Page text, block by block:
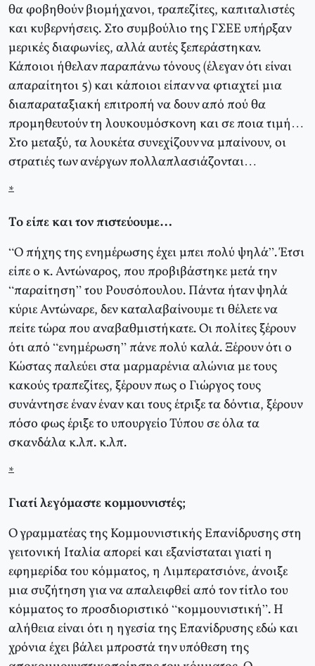
θα φοβηθούν βιομήχανοι, τραπεζίτες, καπιταλιστές
και κυβερνήσεις. Στο συμβούλιο της ΓΣΕΕ υπήρξαν
μερικές διαφωνίες, αλλά αυτές ξεπεράστηκαν.
Κάποιοι ήθελαν παραπάνω τόνους (έλεγαν ότι είναι
απαραίτητοι 5) και κάποιοι είπαν να φτιαχτεί μια
διαπαραταξιακή επιτροπή να δουν από πού θα
προμηθευτούν τη λουκουμόσκονη και σε ποια τιμή…
Στο μεταξύ, τα λουκέτα συνεχίζουν να μπαίνουν, οι
στρατιές των ανέργων πολλαπλασιάζονται…
*
Το είπε και τον πιστεύουμε…
“Ο πήχης της ενημέρωσης έχει μπει πολύ ψηλά”. Έτσι
είπε ο κ. Αντώναρος, που προβιβάστηκε μετά την
“παραίτηση” του Ρουσόπουλου. Πάντα ήταν ψηλά
κύριε Αντώναρε, δεν καταλαβαίνουμε τι θέλετε να
πείτε τώρα που αναβαθμιστήκατε. Οι πολίτες ξέρουν
ότι από “ενημέρωση” πάνε πολύ καλά. Ξέρουν ότι ο
Κώστας παλεύει στα μαρμαρένια αλώνια με τους
κακούς τραπεζίτες, ξέρουν πως ο Γιώργος τους
συνάντησε έναν έναν και τους έτριξε τα δόντια, ξέρουν
πόσο φως έριξε το υπουργείο Τύπου σε όλα τα
σκανδάλα κ.λπ. κ.λπ.
*
Γιατί λεγόμαστε κομμουνιστές;
Ο γραμματέας της Κομμουνιστικής Επανίδρυσης στη
γειτονική Ιταλία απορεί και εξανίσταται γιατί η
εφημερίδα του κόμματος, η Λιμπερατσιόνε, άνοιξε
μια συζήτηση για να απαλειφθεί από τον τίτλο του
κόμματος το προσδιοριστικό “κομμουνιστική”. Η
αλήθεια είναι ότι η ηγεσία της Επανίδρυσης εδώ και
χρόνια έχει βάλει μπροστά την υπόθεση της